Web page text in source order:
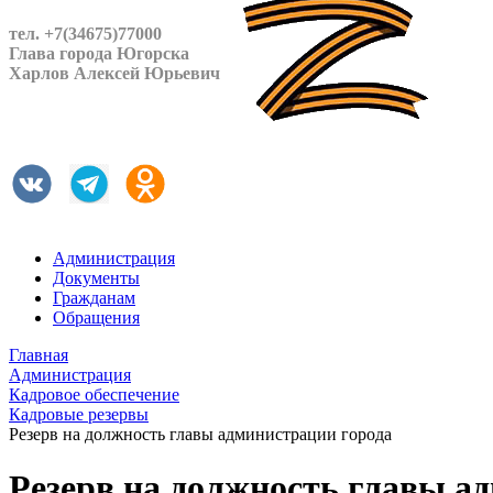
тел. +7(34675)77000
Глава города Югорска
Харлов Алексей Юрьевич
Администрация
Документы
Гражданам
Обращения
Главная
Администрация
Кадровое обеспечение
Кадровые резервы
Резерв на должность главы администрации города